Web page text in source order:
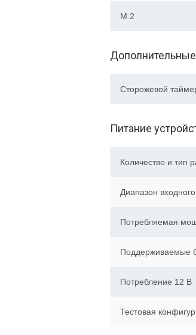
M.2
Сторожевой
Питание
Количество и тип
Диапазон
Потребляемая
Поддерживаемые
Потребление 12 В
Тестовая